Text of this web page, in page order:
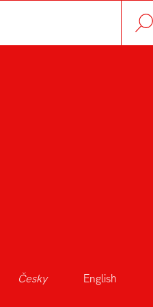
Česky English